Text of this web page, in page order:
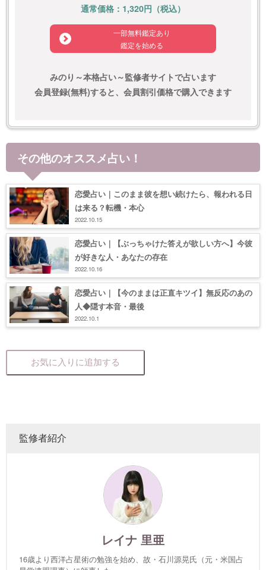
通常価格：1,320円（税込）
一部無料鑑定あり
鑑定を始める
みのり～本格占い～監修者サイトで占います
会員登録(無料)すると、会員割引価格で購入できます
その他のオススメ占い！
恋愛占い｜このまま彼を想い続けたら、報われる日
は来る？転機・本心
2022.10.15
恋愛占い｜【ぶっちゃけた答えが欲しい方へ】今彼
が好きな人・あなたの存在
2022.10.16
恋愛占い｜【今のままは正直キツイ】無反応のあの
人◆隠す本音・最後
2022.10.1
お気に入りに追加する
監修者紹介
レイナ 里亜
16歳より西洋占星術の勉強を始め、故・石川源晃氏（元・米国占